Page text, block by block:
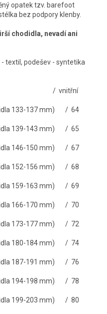
opatek tzv. barefoot
bez podpory klenby.
chodidla, nevadí ani
textil, podešev - syntetika
v mm: / vnitřní
133-137 mm) / 64
139-143 mm) / 65
146-150 mm) / 67
152-156 mm) / 68
159-163 mm) / 69
166-170 mm) / 70
173-177 mm) / 72
180-184 mm) / 74
187-191 mm) / 76
194-198 mm) / 78
199-203 mm) / 80